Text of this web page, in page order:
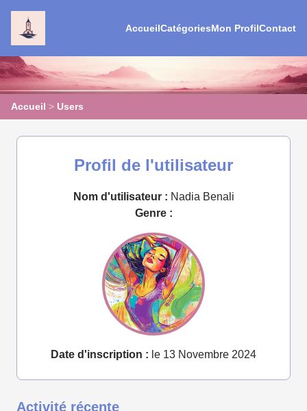
AccueilCatégoriesMon ProfilContact
Accueil > Users
Profil de l'utilisateur
Nom d'utilisateur : Nadia Benali
Genre :
Date d'inscription : le 13 Novembre 2024
Activité récente